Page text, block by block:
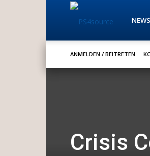
NEWS
ANMELDEN / BEITRETEN
Crisis